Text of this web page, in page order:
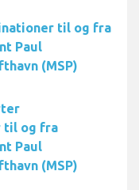
til og fra
Paul
(MSP)
til og fra
Paul
(MSP)